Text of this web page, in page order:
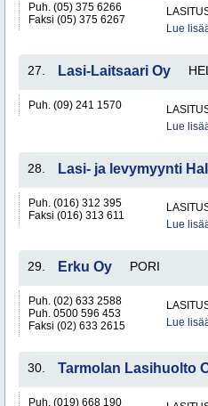
Puh. (05) 375 6266
Faksi (05) 375 6267
Lue
27. Lasi-Laitsaari Oy
Puh. (09) 241 1570
Lue
28. Lasi- ja levymyynti
Puh. (016) 312 395
Faksi (016) 313 611
Lue
29. Erku Oy PORI
Puh. (02) 633 2588
Puh. 0500 596 453
Faksi (02) 633 2615
Lue
30. Tarmolan Lasihuolto
Puh. (019) 668 190